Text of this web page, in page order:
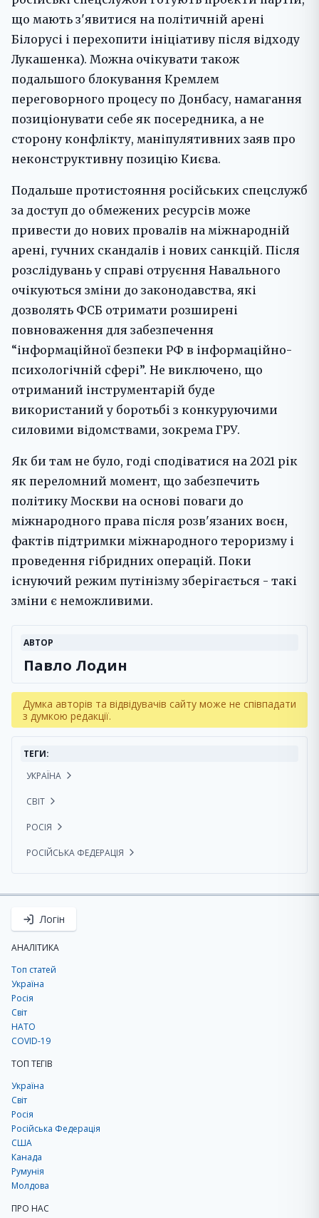
що мають з'явитися на політичній арені
Білорусі і перехопити ініціативу після відходу
Лукашенка). Можна очікувати також
подальшого блокування Кремлем
переговорного процесу по Донбасу, намагання
позиціонувати себе як посередника, а не
сторону конфлікту, маніпулятивних заяв про
неконструктивну позицію Києва.
Подальше протистояння російських спецслужб
за доступ до обмежених ресурсів може
привести до нових провалів на міжнародній
арені, гучних скандалів і нових санкцій. Після
розслідувань у справі отруєння Навального
очікуються зміни до законодавства, які
дозволять ФСБ отримати розширені
повноваження для забезпечення
“інформаційної безпеки РФ в інформаційно-
психологічній сфері”. Не виключено, що
отриманий інструментарій буде
використаний у боротьбі з конкуруючими
силовими відомствами, зокрема ГРУ.
Як би там не було, годі сподіватися на 2021 рік
як переломний момент, що забезпечить
політику Москви на основі поваги до
міжнародного права після розв'язаних воєн,
фактів підтримки міжнародного тероризму і
проведення гібридних операцій. Поки
існуючий режим путінізму зберігається - такі
зміни є неможливими.
АВТОР
Павло Лодин
Думка авторів та відвідувачів сайту може не співпадати
з думкою редакції.
ТЕГИ:
УКРАЇНА
СВІТ
РОСІЯ
РОСІЙСЬКА ФЕДЕРАЦІЯ
Логін
АНАЛІТИКА
Топ статей
Україна
Росія
Світ
НАТО
COVID-19
ТОП ТЕГІВ
Україна
Світ
Росія
Російська Федерація
США
Канада
Румунія
Молдова
ПРО НАС